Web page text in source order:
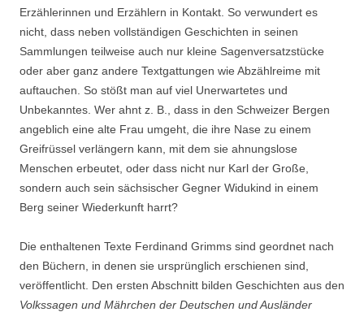
Erzählerinnen und Erzählern in Kontakt. So verwundert es
nicht, dass neben vollständigen Geschichten in seinen
Sammlungen teilweise auch nur kleine Sagenversatzstücke
oder aber ganz andere Textgattungen wie Abzählreime mit
auftauchen. So stößt man auf viel Unerwartetes und
Unbekanntes. Wer ahnt z. B., dass in den Schweizer Bergen
angeblich eine alte Frau umgeht, die ihre Nase zu einem
Greifrüssel verlängern kann, mit dem sie ahnungslose
Menschen erbeutet, oder dass nicht nur Karl der Große,
sondern auch sein sächsischer Gegner Widukind in einem
Berg seiner Wiederkunft harrt?
Die enthaltenen Texte Ferdinand Grimms sind geordnet nach
den Büchern, in denen sie ursprünglich erschienen sind,
veröffentlicht. Den ersten Abschnitt bilden Geschichten aus den
Volkssagen und Mährchen der Deutschen und Ausländer